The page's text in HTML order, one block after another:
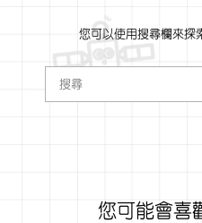
您可以使用搜尋欄來探
您可能會喜